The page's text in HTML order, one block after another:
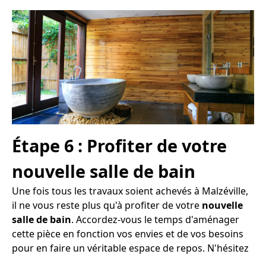
Étape 6 : Profiter de votre
nouvelle salle de bain
Une fois tous les travaux soient achevés à Malzéville,
il ne vous reste plus qu'à profiter de votre nouvelle
salle de bain. Accordez-vous le temps d'aménager
cette pièce en fonction vos envies et de vos besoins
pour en faire un véritable espace de repos. N'hésitez